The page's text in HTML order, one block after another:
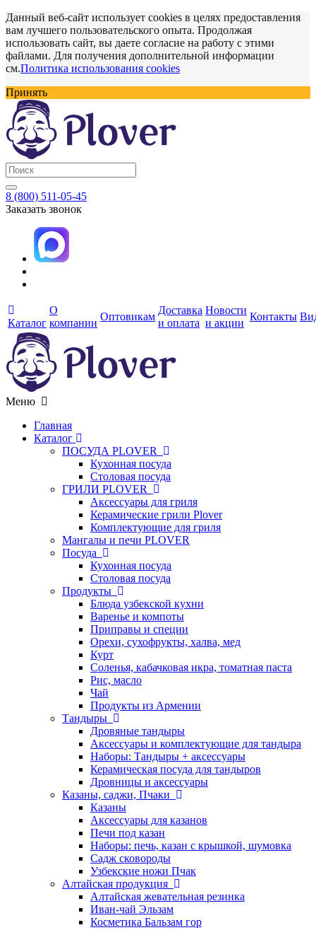
Данный веб-сайт использует cookies в целях предоставления
вам лучшего пользовательского опыта. Продолжая
использовать сайт, вы даете согласие на работу с этими
файлами. Для получения дополнительной информации
см.Политика использования cookies
Принять
8 (800) 511-05-45
Заказать звонок
Каталог
О
компании
Оптовикам
Доставка
и оплата
Новости
и акции
Контакты
Меню
Главная
Каталог
ПОСУДА PLOVER
Кухонная посуда
Столовая посуда
ГРИЛИ PLOVER
Аксессуары для гриля
Керамические грили Plover
Комплектующие для гриля
Мангалы и печи PLOVER
Посуда
Кухонная посуда
Столовая посуда
Продукты
Блюда узбекской кухни
Варенье и компоты
Приправы и специи
Орехи, сухофрукты, халва, мед
Курт
Соленья, кабачковая икра, томатная паста
Рис, масло
Чай
Продукты из Армении
Тандыры
Дровяные тандыры
Аксессуары и комплектующие для тандыра
Наборы: Тандыры + аксессуары
Керамическая посуда для тандыров
Дровницы и аксессуары
Казаны, саджи, Пчаки
Казаны
Аксессуары для казанов
Печи под казан
Наборы: печь, казан с крышкой, шумовка
Садж сковороды
Узбекские ножи Пчак
Алтайская продукция
Алтайская жевательная резинка
Иван-чай Эльзам
Косметика Бальзам гор